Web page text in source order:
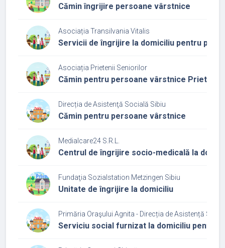
Cămin îngrijire persoane vârstnice
Asociația Transilvania Vitalis
Servicii de îngrijire la domiciliu pentru
Asociația Prietenii Seniorilor
Cămin pentru persoane vârstnice Prietenii
Direcția de Asistenţă Socială Sibiu
Cămin pentru persoane vârstnice
Medialcare24 S.R.L.
Centrul de îngrijire socio-medicală la
Fundaţia Sozialstation Metzingen Sibiu
Unitate de îngrijire la domiciliu
Primăria Oraşului Agnita - Direcția de Asistență
Serviciu social furnizat la domiciliu pentru